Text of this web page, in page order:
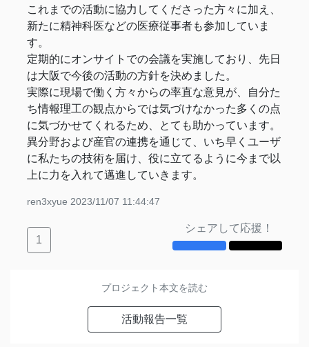
これまでの活動に協力してくださった方々に加え、
新たに精神科医などの医療従事者も参加していま
す。
定期的にオンサイトでの会議を実施しており、先日
は大阪で今後の活動の方針を決めました。
実際に現場で働く方々からの率直な意見が、自分た
ち情報理工の観点からでは気づけなかった多くの点
に気づかせてくれるため、とても助かっています。
異分野および産官の連携を通じて、いち早くユーザ
に私たちの技術を届け、役に立てるように今まで以
上に力を入れて邁進していきます。
ren3xyue 2023/11/07 11:44:47
1
シェアして応援！
プロジェクト本文を読む
活動報告一覧